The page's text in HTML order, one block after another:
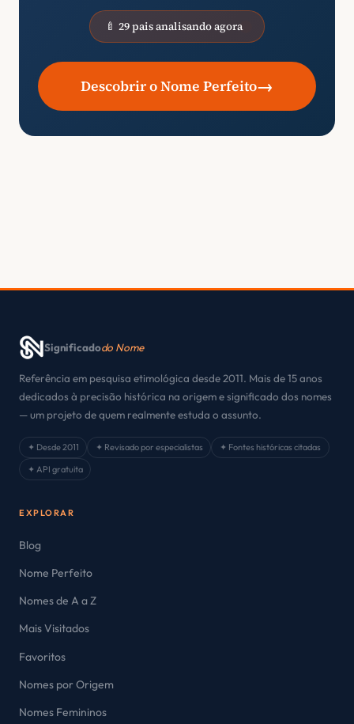
🍼 29 pais analisando agora
Descobrir o Nome Perfeito→
Significadodo Nome
Referência em pesquisa etimológica desde 2011. Mais de 15 anos
dedicados à precisão histórica na origem e significado dos nomes
— um projeto de quem realmente estuda o assunto.
✦ Desde 2011 ✦ Revisado por especialistas
✦ Fontes históricas citadas
✦ API gratuita
EXPLORAR
Blog
Nome Perfeito
Nomes de A a Z
Mais Visitados
Favoritos
Nomes por Origem
Nomes Femininos